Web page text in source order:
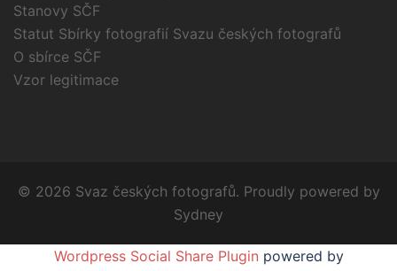
Stanovy SČF
Statut Sbírky fotografií Svazu českých fotografů
O sbírce SČF
Vzor legitimace
© 2026 Svaz českých fotografů. Proudly powered by
Sydney
Wordpress Social Share Plugin powered by